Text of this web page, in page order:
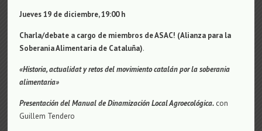
Jueves 19 de diciembre, 19:00 h
Charla/debate a cargo de miembros de ASAC! (Alianza para la
Soberania Alimentaria de Cataluña).
«Historia, actualidat y retos del movimiento catalán por la soberania
alimentaria»
Presentación del Manual de Dinamización Local Agroecológica. con
Guillem Tendero